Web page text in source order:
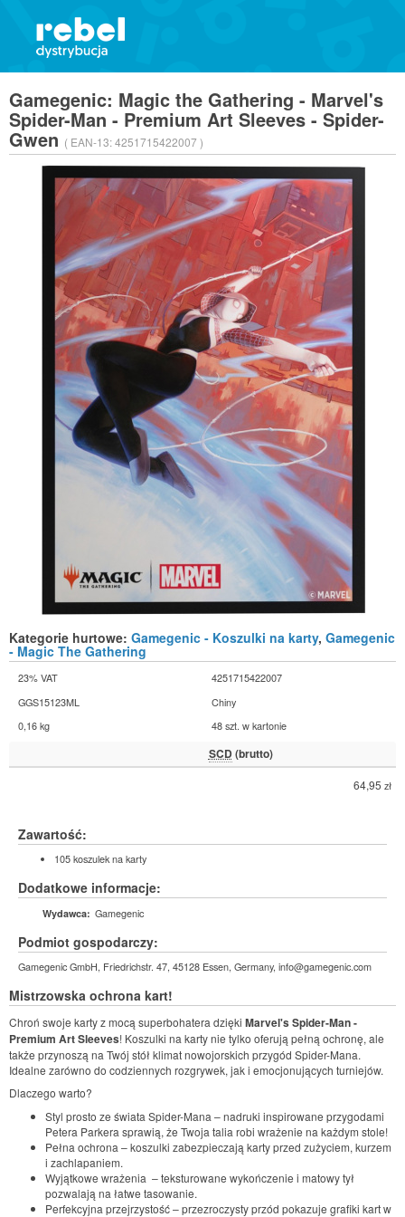
Gamegenic: Magic the Gathering - Marvel's
Spider-Man - Premium Art Sleeves - Spider-
Gwen ( EAN-13:4251715422007 )
Kategorie hurtowe: Gamegenic - Koszulki na karty, Gamegenic
- Magic The Gathering
23% VAT
4251715422007
GGS15123ML
Chiny
0,16 kg
48 szt. w kartonie
SCD (brutto)
64,95 zł
Zawartość:
105 koszulek na karty
Dodatkowe informacje:
Wydawca: Gamegenic
Podmiot gospodarczy:
Gamegenic GmbH, Friedrichstr. 47, 45128 Essen, Germany, info@gamegenic.com
Mistrzowska ochrona kart!
Chroń swoje karty z mocą superbohatera dzięki Marvel's Spider-Man -
Premium Art Sleeves! Koszulki na karty nie tylko oferują pełną ochronę, ale
także przynoszą na Twój stół klimat nowojorskich przygód Spider-Mana.
Idealne zarówno do codziennych rozgrywek, jak i emocjonujących turniejów.
Dlaczego warto?
Styl prosto ze świata Spider-Mana – nadruki inspirowane przygodami
Petera Parkera sprawią, że Twoja talia robi wrażenie na każdym stole!
Pełna ochrona – koszulki zabezpieczają karty przed zużyciem, kurzem
i zachlapaniem.
Wyjątkowe wrażenia – teksturowane wykończenie i matowy tył
pozwalają na łatwe tasowanie.
Perfekcyjna przejrzystość – przezroczysty przód pokazuje grafiki kart w